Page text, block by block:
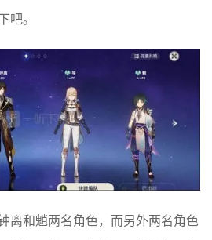
吧。
离和魈两名角色，而另外两名角色